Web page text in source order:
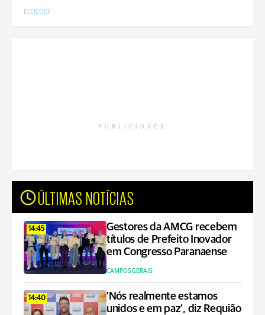
ELEIÇÕES
PUBLICIDADE
ÚLTIMAS NOTÍCIAS
14:45
Gestores da AMCG recebem
títulos de Prefeito Inovador
em Congresso Paranaense
CAMPOS GERAIS
14:40
‘Nós realmente estamos
unidos e em paz’, diz Requião